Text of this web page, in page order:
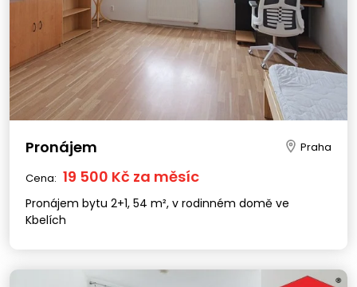
Pronájem Praha
Cena: 19 500 Kč za měsíc
Pronájem bytu 2+1, 54 m², v rodinném domě ve
Kbelích